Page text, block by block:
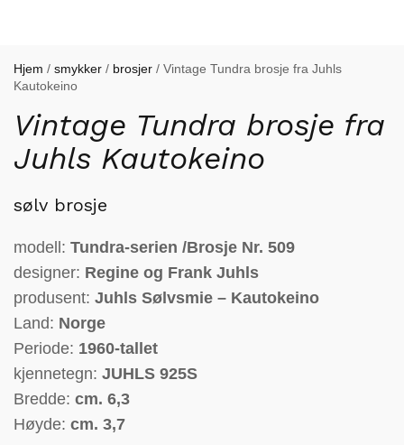
Hjem / smykker / brosjer / Vintage Tundra brosje fra Juhls
Kautokeino
Vintage Tundra brosje fra
Juhls Kautokeino
sølv brosje
modell: Tundra-serien /Brosje Nr. 509
designer: Regine og Frank Juhls
produsent: Juhls Sølvsmie – Kautokeino
Land: Norge
Periode: 1960-tallet
kjennetegn: JUHLS 925S
Bredde: cm. 6,3
Høyde: cm. 3,7